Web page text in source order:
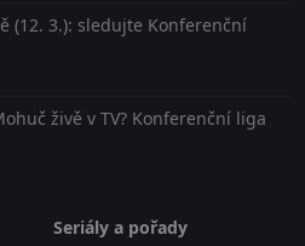
(12. 3.): sledujte Konferenční
živě v TV? Konferenční liga
Seriály a pořady